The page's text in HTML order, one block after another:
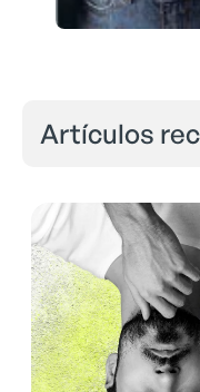
Artículos